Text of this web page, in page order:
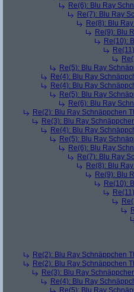
Re(6): Blu Ray
Re(7): Blu Ray
Re(8): Blu
Re(9): Blu
Re(10):
Re(5): Blu Ray
Re(4): Blu Ray
Re(4): Blu Ray
Re(5): Blu Ray
Re(6): Blu Ray
Re(2): Blu Ray Schnäppchen
Re(3): Blu Ray
Re(4): Blu Ray
Re(5): Blu Ray
Re(6): Blu Ray
Re(7): Blu Ray
Re(8): Blu
Re(9): Blu
Re(10):
Re(2): Blu Ray Schnäppchen
Re(2): Blu Ray Schnäppchen
Re(3): Blu Ray
Re(4): Blu Ray
Re(5): Blu Ray